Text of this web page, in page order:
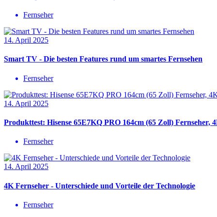
Fernseher
14. April 2025
Smart TV - Die besten Features rund um smartes Fernsehen
Fernseher
14. April 2025
Produkttest: Hisense 65E7KQ PRO 164cm (65 Zoll) Fernseher,
Fernseher
14. April 2025
4K Fernseher - Unterschiede und Vorteile der Technologie
Fernseher